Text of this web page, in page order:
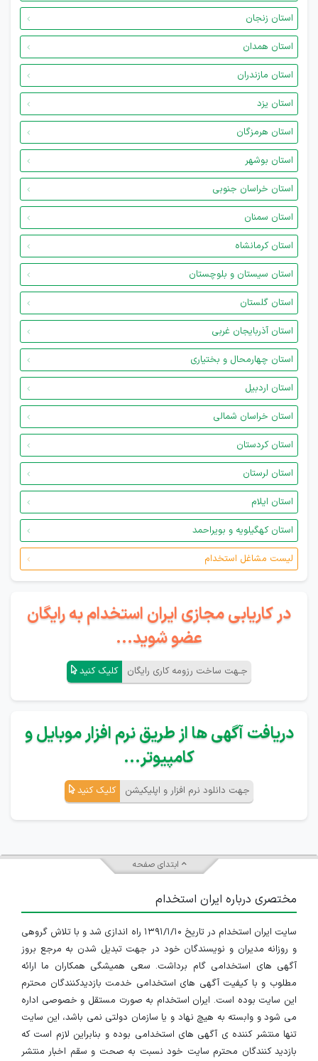
استان زنجان
استان همدان
استان مازندران
استان یزد
استان هرمزگان
استان بوشهر
استان خراسان جنوبی
استان سمنان
استان کرمانشاه
استان سیستان و بلوچستان
استان گلستان
استان آذربایجان غربی
استان چهارمحال و بختیاری
استان اردبیل
استان خراسان شمالی
استان کردستان
استان لرستان
استان ایلام
استان کهگیلویه و بویراحمد
لیست مشاغل استخدام
در کاریابی مجازی ایران استخدام به رایگان
عضو شوید...
جـهت ساخت رزومه کاری رایگان کلیک کنید
دریافت آگهی ها از طریق نرم افزار موبایل و
کامپیوتر...
جهت دانلود نرم افزار و اپلیکیشن کلیک کنید
ابتدای صفحه
مختصری درباره ایران استخدام
سایت ایران استخدام در تاریخ ۱۳۹۱/۱/۱۰ راه اندازی شد و با تلاش گروهی
و روزانه مدیران و نویسندگان خود در جهت تبدیل شدن به مرجع بروز
آگهی های استخدامی گام برداشت. سعی همیشگی همکاران ما ارائه
مطلوب و با کیفیت آگهی های استخدامی خدمت بازدیدکنندگان محترم
این سایت بوده است. ایران استخدام به صورت مستقل و خصوصی اداره
می شود و وابسته به هیچ نهاد و یا سازمان دولتی نمی باشد، این سایت
تنها منتشر کننده ی آگهی های استخدامی بوده و بنابراین لازم است که
بازدید کنندگان محترم سایت خود نسبت به صحت و سقم اخبار منتشر